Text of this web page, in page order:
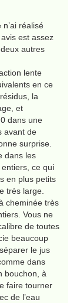
réalisé
est assez
autres
lente
en ce
la
et
dans une
avant de
surprise.
dans les
ce qui
en plus petits
très large.
cheminée très
Vous ne
de toutes
beaucoup
le jus
dans
bouchon, à
faire tourner
de l’eau